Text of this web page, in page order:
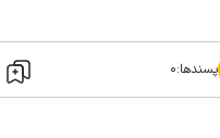
پسندها:۰